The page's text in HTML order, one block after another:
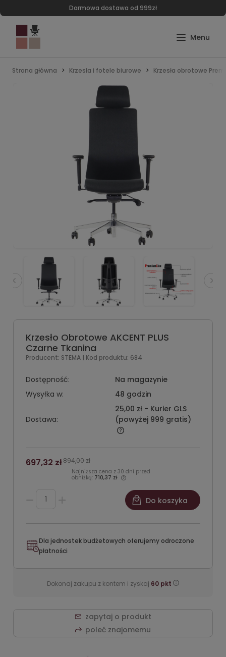
Darmowa dostawa od 999zł
Strona główna Krzesła i fotele biurowe Krzesła obrotowe
Krzesło Obrotowe AKCENT PLUS
Czarne Tkanina
Producent: STEMA | Kod produktu: 684
Dostępność:
Na magazynie
Wysyłka w:
48 godzin
Dostawa:
25,00 zł - Kurier GLS
(powyżej 999 gratis)
697,32 zł894,00 zł
Najniższa cena z 30 dni przed
obniżką: 710,37 zł
Do koszyka
Dla jednostek budżetowych oferujemy odroczone
płatności
Dokonaj zakupu z kontem i zyskaj 60 pkt
zapytaj o produkt
poleć znajomemu